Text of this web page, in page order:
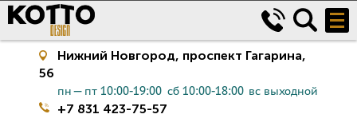
Нижний Новгород, проспект Гагарина,
56
пн—пт 10:00-19:00 сб 10:00-18:00 вс выходной
+7 831 423-75-57